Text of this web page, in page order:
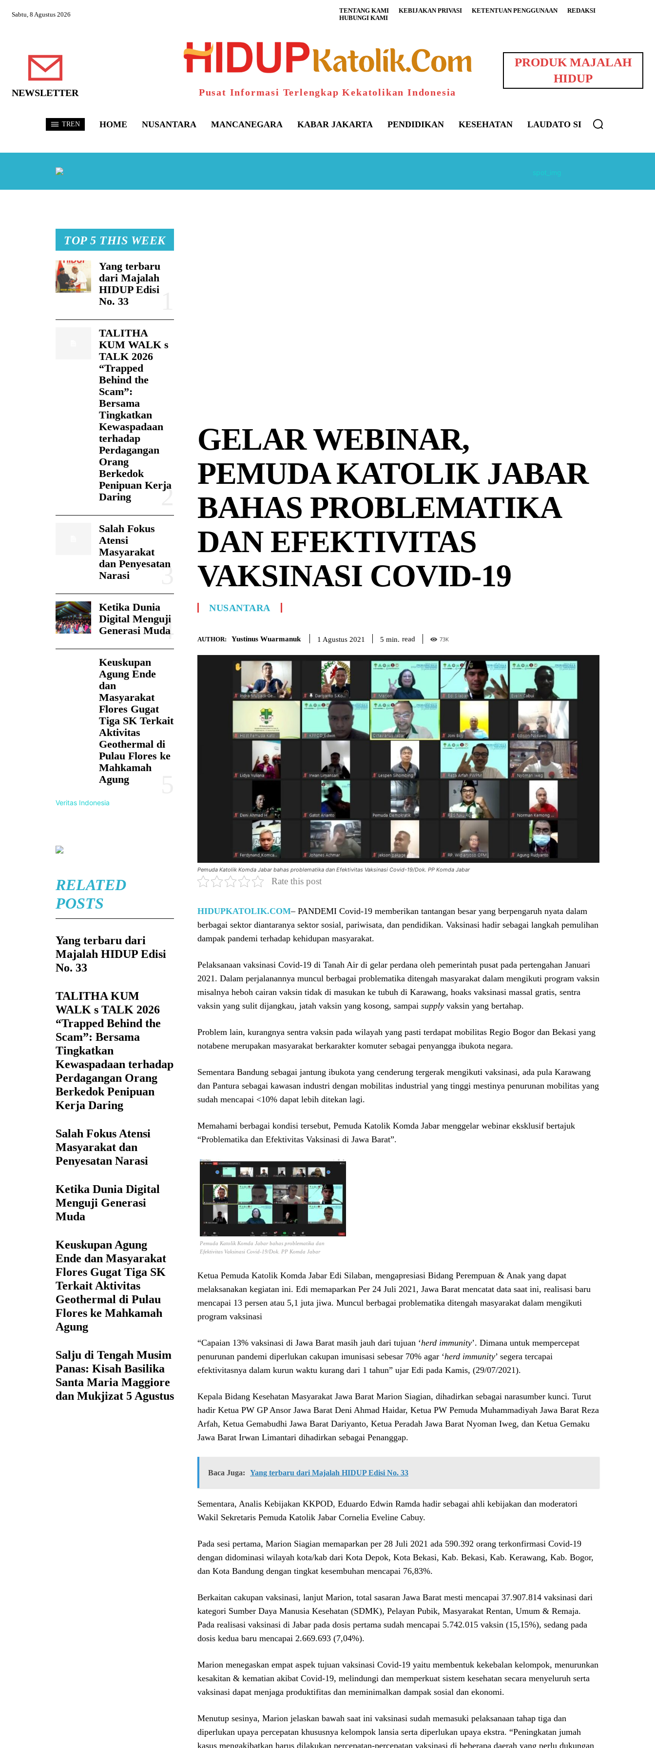
Sabtu, 8 Agustus 2026 TENTANG KAMI KEBIJAKAN PRIVASI KETENTUAN PENGGUNAAN
REDAKSI
HUBUNGI KAMI
NEWSLETTER Pusat Informasi Terlengkap Kekatolikan Indonesia
PRODUK MAJALAH
HIDUP
TREN HOME NUSANTARA MANCANEGARA KABAR JAKARTA PENDIDIKAN KESEHATAN LAUDATO SI
TOP 5 THIS WEEK
Yang terbaru
dari Majalah
HIDUP Edisi
No. 33
TALITHA
KUM WALK s
TALK 2026
“Trapped
Behind the
Scam”:
Bersama
Tingkatkan
Kewaspadaan
terhadap
Perdagangan
Orang
Berkedok
Penipuan Kerja
Daring
Salah Fokus
Atensi
Masyarakat
dan Penyesatan
Narasi
Ketika Dunia
Digital Menguji
Generasi Muda
Keuskupan
Agung Ende
dan
Masyarakat
Flores Gugat
Tiga SK Terkait
Aktivitas
Geothermal di
Pulau Flores ke
Mahkamah
Agung
Veritas Indonesia
RELATED
POSTS
Yang terbaru dari
Majalah HIDUP Edisi
No. 33
TALITHA KUM
WALK s TALK 2026
“Trapped Behind the
Scam”: Bersama
Tingkatkan
Kewaspadaan terhadap
Perdagangan Orang
Berkedok Penipuan
Kerja Daring
Salah Fokus Atensi
Masyarakat dan
Penyesatan Narasi
Ketika Dunia Digital
Menguji Generasi
Muda
Keuskupan Agung
Ende dan Masyarakat
Flores Gugat Tiga SK
Terkait Aktivitas
Geothermal di Pulau
Flores ke Mahkamah
Agung
Salju di Tengah Musim
Panas: Kisah Basilika
Santa Maria Maggiore
dan Mukjizat 5 Agustus
GELAR WEBINAR,
PEMUDA KATOLIK JABAR
BAHAS PROBLEMATIKA
DAN EFEKTIVITAS
VAKSINASI COVID-19
NUSANTARA
AUTHOR: Yustinus Wuarmanuk 1 Agustus 2021 5 min. read 73K
Pemuda Katolik Komda Jabar bahas problematika dan Efektivitas Vaksinasi Covid-19/Dok. PP Komda Jabar
Rate this post
HIDUPKATOLIK.COM– PANDEMI Covid-19 memberikan tantangan besar yang berpengaruh nyata dalam
berbagai sektor diantaranya sektor sosial, pariwisata, dan pendidikan. Vaksinasi hadir sebagai langkah pemulihan
dampak pandemi terhadap kehidupan masyarakat.
Pelaksanaan vaksinasi Covid-19 di Tanah Air di gelar perdana oleh pemerintah pusat pada pertengahan Januari
2021. Dalam perjalanannya muncul berbagai problematika ditengah masyarakat dalam mengikuti program vaksin
misalnya heboh cairan vaksin tidak di masukan ke tubuh di Karawang, hoaks vaksinasi massal gratis, sentra
vaksin yang sulit dijangkau, jatah vaksin yang kosong, sampai supply vaksin yang bertahap.
Problem lain, kurangnya sentra vaksin pada wilayah yang pasti terdapat mobilitas Regio Bogor dan Bekasi yang
notabene merupakan masyarakat berkarakter komuter sebagai penyangga ibukota negara.
Sementara Bandung sebagai jantung ibukota yang cenderung tergerak mengikuti vaksinasi, ada pula Karawang
dan Pantura sebagai kawasan industri dengan mobilitas industrial yang tinggi mestinya penurunan mobilitas yang
sudah mencapai <10% dapat lebih ditekan lagi.
Memahami berbagai kondisi tersebut, Pemuda Katolik Komda Jabar menggelar webinar eksklusif bertajuk
“Problematika dan Efektivitas Vaksinasi di Jawa Barat”.
Pemuda Katolik Komda Jabar bahas problematika dan
Efektivitas Vaksinasi Covid-19/Dok. PP Komda Jabar
Ketua Pemuda Katolik Komda Jabar Edi Silaban, mengapresiasi Bidang Perempuan & Anak yang dapat
melaksanakan kegiatan ini. Edi memaparkan Per 24 Juli 2021, Jawa Barat mencatat data saat ini, realisasi baru
mencapai 13 persen atau 5,1 juta jiwa. Muncul berbagai problematika ditengah masyarakat dalam mengikuti
program vaksinasi
“Capaian 13% vaksinasi di Jawa Barat masih jauh dari tujuan ‘herd immunity’. Dimana untuk mempercepat
penurunan pandemi diperlukan cakupan imunisasi sebesar 70% agar ‘herd immunity’ segera tercapai
efektivitasnya dalam kurun waktu kurang dari 1 tahun” ujar Edi pada Kamis, (29/07/2021).
Kepala Bidang Kesehatan Masyarakat Jawa Barat Marion Siagian, dihadirkan sebagai narasumber kunci. Turut
hadir Ketua PW GP Ansor Jawa Barat Deni Ahmad Haidar, Ketua PW Pemuda Muhammadiyah Jawa Barat Reza
Arfah, Ketua Gemabudhi Jawa Barat Dariyanto, Ketua Peradah Jawa Barat Nyoman Iweg, dan Ketua Gemaku
Jawa Barat Irwan Limantari dihadirkan sebagai Penanggap.
Baca Juga: Yang terbaru dari Majalah HIDUP Edisi No. 33
Sementara, Analis Kebijakan KKPOD, Eduardo Edwin Ramda hadir sebagai ahli kebijakan dan moderatori
Wakil Sekretaris Pemuda Katolik Jabar Cornelia Eveline Cabuy.
Pada sesi pertama, Marion Siagian memaparkan per 28 Juli 2021 ada 590.392 orang terkonfirmasi Covid-19
dengan didominasi wilayah kota/kab dari Kota Depok, Kota Bekasi, Kab. Bekasi, Kab. Kerawang, Kab. Bogor,
dan Kota Bandung dengan tingkat kesembuhan mencapai 76,83%.
Berkaitan cakupan vaksinasi, lanjut Marion, total sasaran Jawa Barat mesti mencapai 37.907.814 vaksinasi dari
kategori Sumber Daya Manusia Kesehatan (SDMK), Pelayan Pubik, Masyarakat Rentan, Umum & Remaja.
Pada realisasi vaksinasi di Jabar pada dosis pertama sudah mencapai 5.742.015 vaksin (15,15%), sedang pada
dosis kedua baru mencapai 2.669.693 (7,04%).
Marion menegaskan empat aspek tujuan vaksinasi Covid-19 yaitu membentuk kekebalan kelompok, menurunkan
kesakitan & kematian akibat Covid-19, melindungi dan memperkuat sistem kesehatan secara menyeluruh serta
vaksinasi dapat menjaga produktifitas dan meminimalkan dampak sosial dan ekonomi.
Menutup sesinya, Marion jelaskan bawah saat ini vaksinasi sudah memasuki pelaksanaan tahap tiga dan
diperlukan upaya percepatan khususnya kelompok lansia serta diperlukan upaya ekstra. “Peningkatan jumah
kasus mengakibatkan harus dilakukan percepatan-percepatan vaksinasi di beberapa daerah yang perlu dukungan